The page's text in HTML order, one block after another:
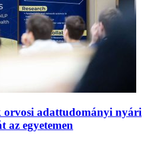
orvosi adattudományi nyári
az egyetemen